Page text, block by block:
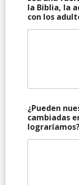
la Biblia, la
con los
¿Pueden
cambiadas